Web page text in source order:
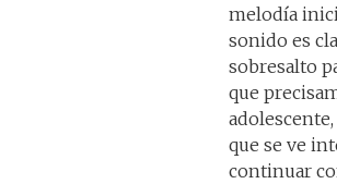
melodía
sonido es
sobresalto
que
que se ve
continuar